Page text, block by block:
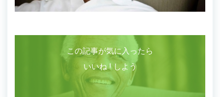
この記事が気に入ったら
いいね ! しよう